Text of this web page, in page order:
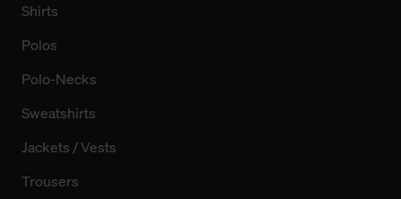
Shirts
Polos
Polo-Necks
Sweatshirts
Jackets / Vests
Trousers